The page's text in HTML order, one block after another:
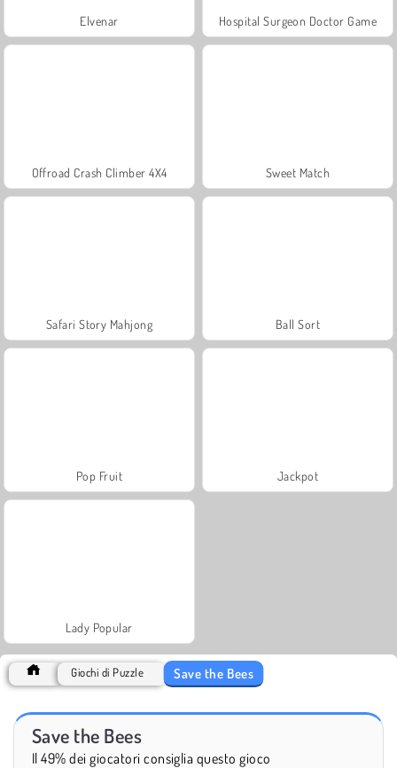
Elvenar Hospital Surgeon Doctor Game
Offroad Crash Climber 4X4 Sweet Match
Safari Story Mahjong Ball Sort
Pop Fruit Jackpot
Lady Popular
Giochi di Puzzle Save the Bees
Save the Bees
Il 49% dei giocatori consiglia questo gioco